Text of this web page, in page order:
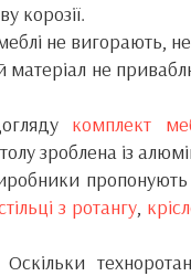
корозії.
не вигорають,
матеріал не
комплект
зроблена із
з ротангу,